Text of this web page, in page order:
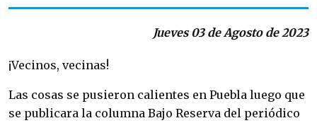
Jueves 03 de Agosto de 2023
¡Vecinos, vecinas!
Las cosas se pusieron calientes en Puebla luego que
se publicara la columna Bajo Reserva del periódico